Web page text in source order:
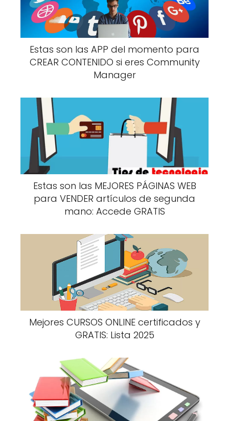
Estas son las APP del momento para
CREAR CONTENIDO si eres Community
Manager
Estas son las MEJORES PÁGINAS WEB
para VENDER artículos de segunda
mano: Accede GRATIS
Mejores CURSOS ONLINE certificados y
GRATIS: Lista 2025